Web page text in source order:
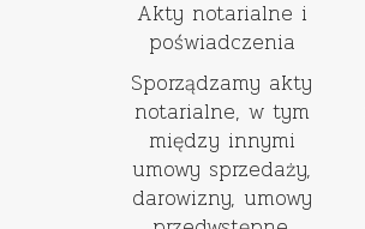
Akty notarialne i
poświadczenia
Sporządzamy akty
notarialne, w tym
między innymi
umowy sprzedaży,
darowizny, umowy